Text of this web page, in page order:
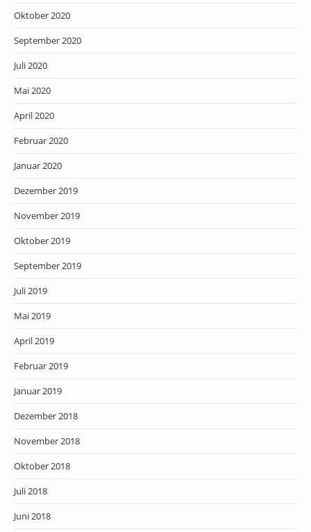
Oktober 2020
September 2020
Juli 2020
Mai 2020
April 2020
Februar 2020
Januar 2020
Dezember 2019
November 2019
Oktober 2019
September 2019
Juli 2019
Mai 2019
April 2019
Februar 2019
Januar 2019
Dezember 2018
November 2018
Oktober 2018
Juli 2018
Juni 2018